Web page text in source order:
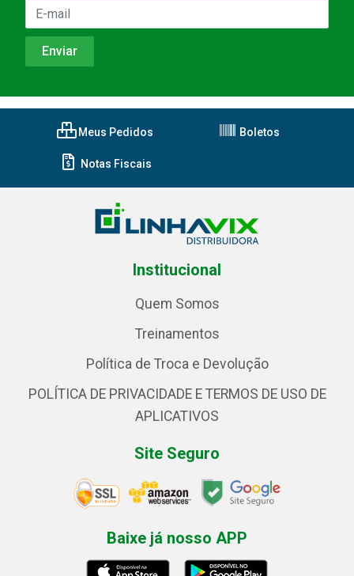
Meus Pedidos Boletos
Notas Fiscais
Institucional
Quem Somos
Treinamentos
Política de Troca e Devolução
POLÍTICA DE PRIVACIDADE E TERMOS DE USO DE
APLICATIVOS
Site Seguro
Baixe já nosso APP